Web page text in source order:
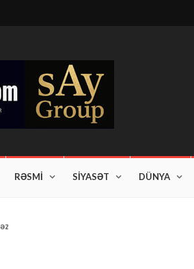
RƏSMİ SİYASƏT DÜNYA
rayonlarda davam edir"